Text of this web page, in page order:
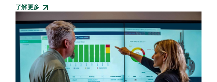
了解更多